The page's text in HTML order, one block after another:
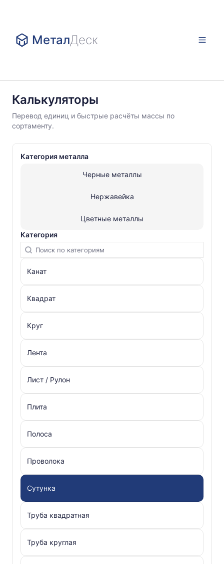
МеталДеск
Калькуляторы
Нержавейка
Сутунка
Калькуляторы
Перевод единиц и быстрые расчёты массы по
сортаменту.
Категория металла
Черные металлы
Нержавейка
Цветные металлы
Категория
Канат
Квадрат
Круг
Лента
Лист / Рулон
Плита
Полоса
Проволока
Сутунка
Труба квадратная
Труба круглая